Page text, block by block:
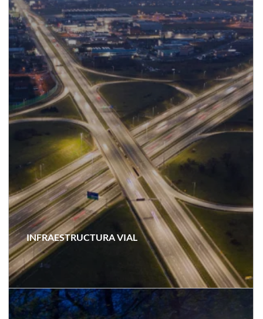
INFRAESTRUCTURA VIAL